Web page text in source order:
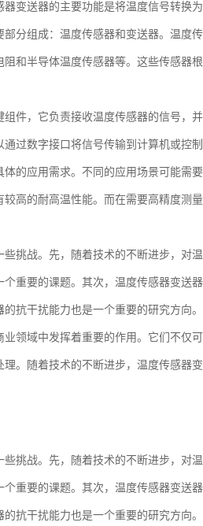
变送器的主要功能是将温度信号转换
分组成：温度传感器和变送器。温度
和半导体温度传感器等。这些传感器
件，它负责接收温度传感器的信号，
过数字接口将信号传输到计算机或控
的应用需求。不同的应用场景可能需
高的耐高温性能。而在需要高精度测
挑战。先，随着技术的不断进步，对
重要的课题。其次，温度传感器变送
抗干扰能力也是一个重要的研究方向。
领域中发挥着重要的作用。它们不仅
。随着技术的不断进步，温度传感器
挑战。先，随着技术的不断进步，对
重要的课题。其次，温度传感器变送
抗干扰能力也是一个重要的研究方向。